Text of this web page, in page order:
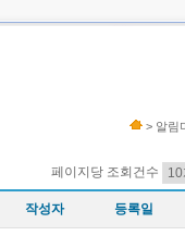
> 알림
페이지당 조회건수
작성자 등록일